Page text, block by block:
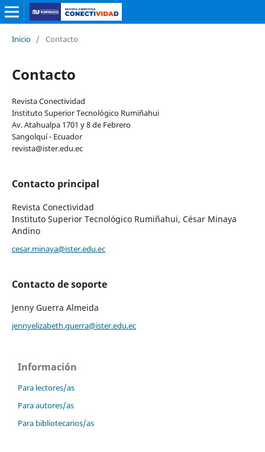
Inicio / Contacto
Contacto
Revista Conectividad
Instituto Superior Tecnológico Rumiñahui
Av. Atahualpa 1701 y 8 de Febrero
Sangolquí - Ecuador
revista@ister.edu.ec
Contacto principal
Revista Conectividad
Instituto Superior Tecnológico Rumiñahui, César Minaya
Andino
cesar.minaya@ister.edu.ec
Contacto de soporte
Jenny Guerra Almeida
jennyelizabeth.guerra@ister.edu.ec
Información
Para lectores/as
Para autores/as
Para bibliotecarios/as